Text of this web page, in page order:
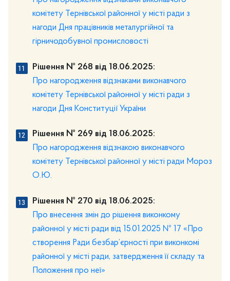
комітету Тернівської районної у місті ради з
нагоди Дня працівників металургійної та
гірничодобувної промисловості
Рішення № 268 від 18.06.2025:
Про нагородження відзнаками виконавчого
комітету Тернівської районної у місті ради з
нагоди Дня Конституції України
Рішення № 269 від 18.06.2025:
Про нагородження відзнакою виконавчого
комітету Тернівської районної у місті ради Мороз
О.Ю.
Рішення № 270 від 18.06.2025:
Про внесення змін до рішення виконкому
районної у місті ради від 15.01.2025 № 17 «Про
створення Ради безбар’єрності при виконкомі
районної у місті ради, затвердження її складу та
Положення про неї»